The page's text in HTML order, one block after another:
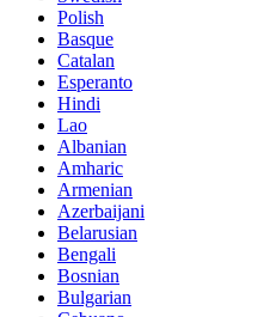
Polish
Basque
Catalan
Esperanto
Hindi
Lao
Albanian
Amharic
Armenian
Azerbaijani
Belarusian
Bengali
Bosnian
Bulgarian